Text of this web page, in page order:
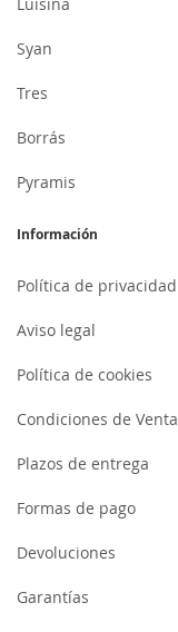
Syan
Tres
Borrás
Pyramis
Información
Política de privacidad
Aviso legal
Política de cookies
Condiciones de Venta
Plazos de entrega
Formas de pago
Devoluciones
Garantías